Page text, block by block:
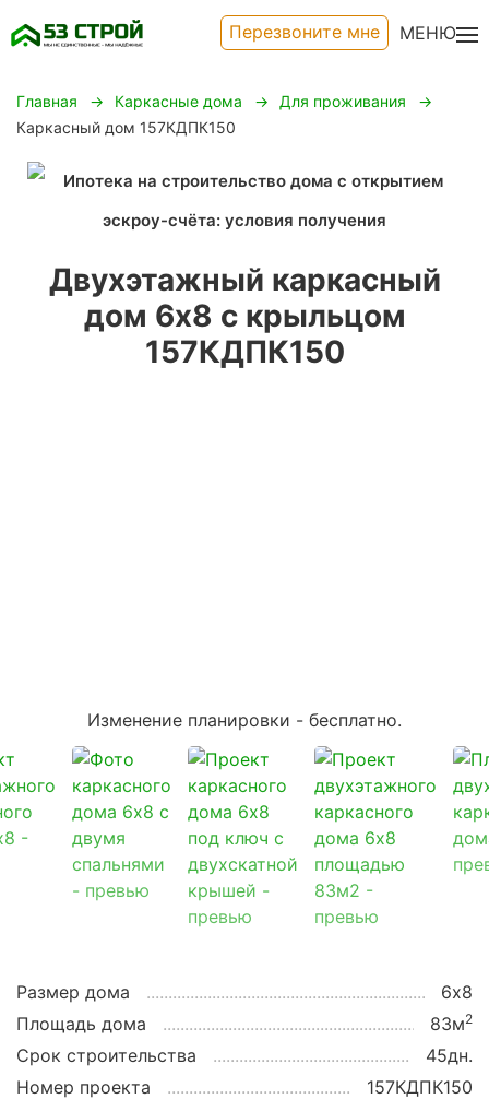
Перезвоните мне МЕНЮ
Главная Каркасные дома
Для проживания
Каркасный дом 157КДПК150
Двухэтажный каркасный
дом 6х8 с крыльцом
157КДПК150
Изменение планировки - бесплатно.
Размер дома
6х8
Площадь дома
83м2
Срок строительства
45дн.
Номер проекта
157КДПК150